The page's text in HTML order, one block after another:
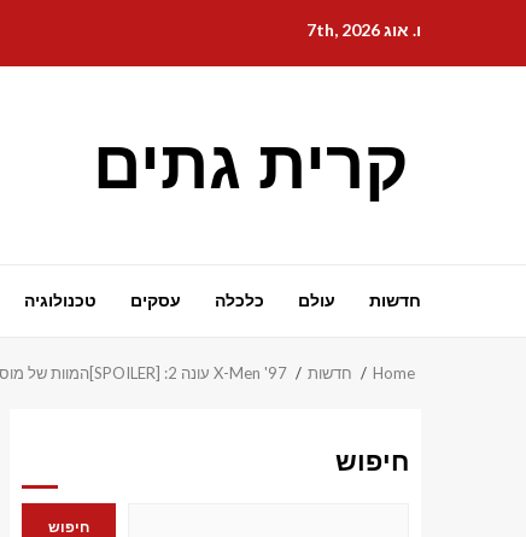
content
ו. אוג 7th, 2026
קרית גתים
חדשות עולם כלכלה עסקים טכנולוגיה
Home חדשות X-Men '97 עונה 2: [SPOILER]המוות של מוסבר
חיפוש
חיפוש